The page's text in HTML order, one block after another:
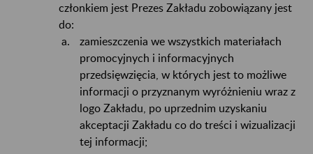
członkiem jest Prezes Zakładu zobowiązany jest
do:
zamieszczenia we wszystkich materiałach
promocyjnych i informacyjnych
przedsięwzięcia, w których jest to możliwe
informacji o przyznanym wyróżnieniu wraz z
logo Zakładu, po uprzednim uzyskaniu
akceptacji Zakładu co do treści i wizualizacji
tej informacji;